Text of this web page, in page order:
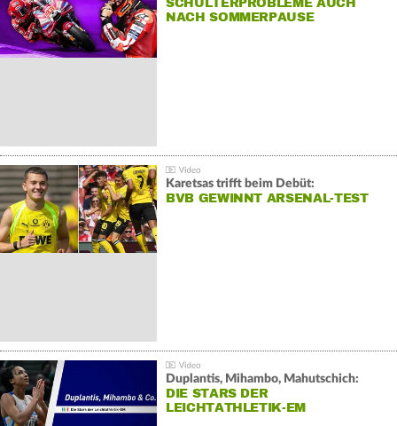
SCHULTERPROBLEME AUCH
NACH SOMMERPAUSE
Karetsas trifft beim Debüt:
BVB GEWINNT ARSENAL-TEST
Duplantis, Mihambo, Mahutschich:
DIE STARS DER
LEICHTATHLETIK-EM